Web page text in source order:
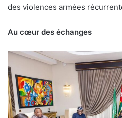
des violences armées
Au cœur des échanges